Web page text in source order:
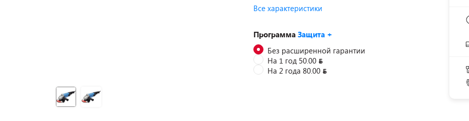
Все характеристики
Программа Защита +
Без расширенной гарантии
На 1 год 50.00
На 2 года 80.00